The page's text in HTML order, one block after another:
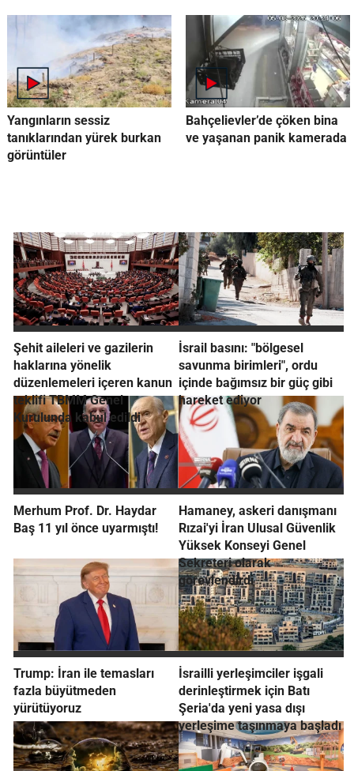
Yangınların sessiz
tanıklarından yürek burkan
görüntüler
Bahçelievler’de çöken bina
ve yaşanan panik kamerada
Şehit aileleri ve gazilerin
haklarına yönelik
düzenlemeleri içeren kanun
teklifi TBMM Genel
Kurulunda kabul edildi
İsrail basını: "bölgesel
savunma birimleri", ordu
içinde bağımsız bir güç gibi
hareket ediyor
Merhum Prof. Dr. Haydar
Baş 11 yıl önce uyarmıştı!
Hamaney, askeri danışmanı
Rızai'yi İran Ulusal Güvenlik
Yüksek Konseyi Genel
Sekreteri olarak
görevlendirdi
Trump: İran ile temasları
fazla büyütmeden
yürütüyoruz
İsrailli yerleşimciler işgali
derinleştirmek için Batı
Şeria'da yeni yasa dışı
yerleşime taşınmaya başladı